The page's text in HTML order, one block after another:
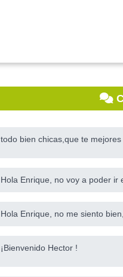
todo bien chicas,que te
Hola Enrique, no voy a poder ir
Hola Enrique, no me siento
¡Bienvenido Hector !